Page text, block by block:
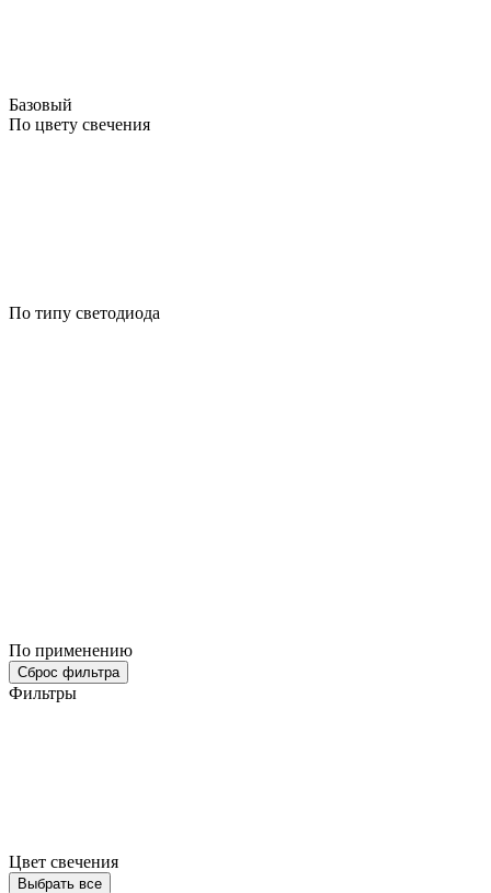
Базовый
По цвету свечения
По типу светодиода
По применению
Сброс фильтра
Фильтры
Цвет свечения
Выбрать все